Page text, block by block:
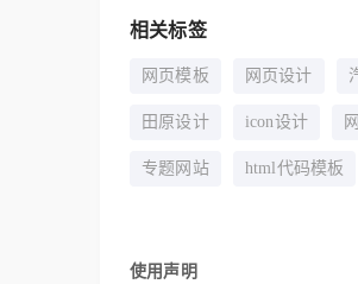
相关标签
网页模板 网页设计
田原设计 icon设计
专题网站 html代码模板
使用声明